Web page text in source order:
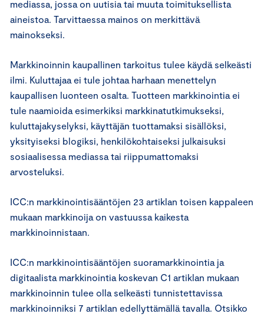
mediassa, jossa on uutisia tai muuta toimituksellista
aineistoa. Tarvittaessa mainos on merkittävä
mainokseksi.
Markkinoinnin kaupallinen tarkoitus tulee käydä selkeästi
ilmi. Kuluttajaa ei tule johtaa harhaan menettelyn
kaupallisen luonteen osalta. Tuotteen markkinointia ei
tule naamioida esimerkiksi markkinatutkimukseksi,
kuluttajakyselyksi, käyttäjän tuottamaksi sisällöksi,
yksityiseksi blogiksi, henkilökohtaiseksi julkaisuksi
sosiaalisessa mediassa tai riippumattomaksi
arvosteluksi.
ICC:n markkinointisääntöjen 23 artiklan toisen kappaleen
mukaan markkinoija on vastuussa kaikesta
markkinoinnistaan.
ICC:n markkinointisääntöjen suoramarkkinointia ja
digitaalista markkinointia koskevan C1 artiklan mukaan
markkinoinnin tulee olla selkeästi tunnistettavissa
markkinoinniksi 7 artiklan edellyttämällä tavalla. Otsikko